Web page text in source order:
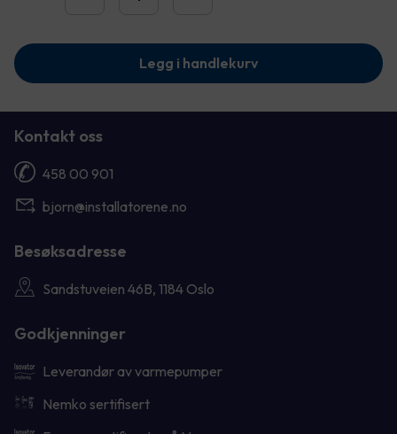
Legg i handlekurv
Kontakt oss
458 00 901
bjorn@installatorene.no
Besøksadresse
Sandstuveien 46B, 1184 Oslo
Godkjenninger
Leverandør av varmepumper
Nemko sertifisert